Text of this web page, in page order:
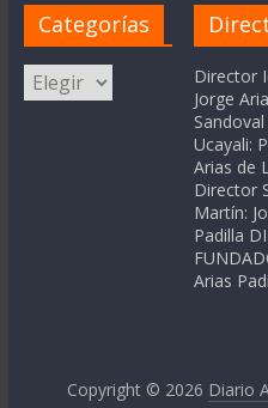
Categorías
Categorías
Director
Jorge
Ucayali:
Arias de
Director
Martín:
Padilla
Arias
Copyright © 2026 Diario